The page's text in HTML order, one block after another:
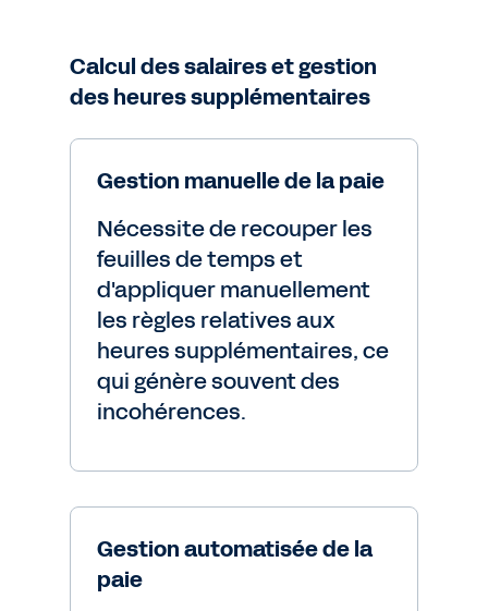
Calcul des salaires et gestion
des heures supplémentaires
Gestion manuelle de la paie
Nécessite de recouper les
feuilles de temps et
d'appliquer manuellement
les règles relatives aux
heures supplémentaires, ce
qui génère souvent des
incohérences.
Gestion automatisée de la
paie